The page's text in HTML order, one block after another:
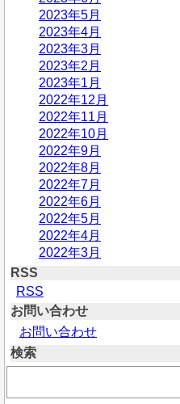
2023年5月
2023年4月
2023年3月
2023年2月
2023年1月
2022年12月
2022年11月
2022年10月
2022年9月
2022年8月
2022年7月
2022年6月
2022年5月
2022年4月
2022年3月
RSS
RSS
お問い合わせ
お問い合わせ
検索